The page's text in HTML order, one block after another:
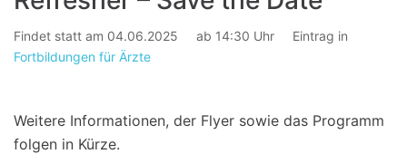
Findet statt am 04.06.2025 ab 14:30 Uhr
Eintrag in
Fortbildungen für Ärzte
Weitere Informationen, der Flyer sowie das Programm
folgen in Kürze.